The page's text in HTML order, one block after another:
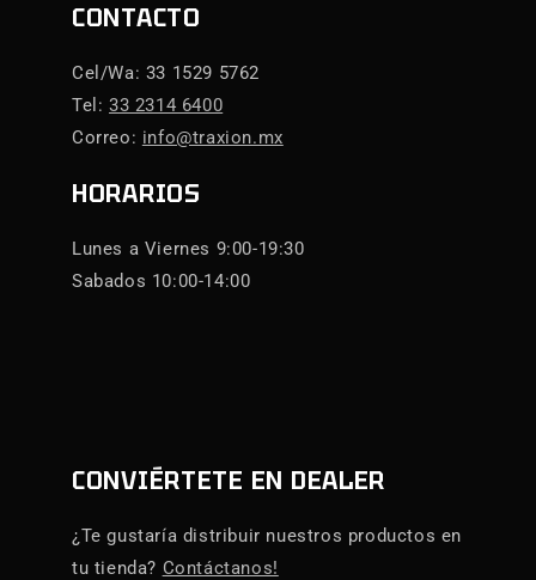
CONTACTO
Cel/Wa: 33 1529 5762
Tel:33 2314 6400
Correo: info@traxion.mx
HORARIOS
Lunes a Viernes 9:00-19:30
Sabados 10:00-14:00
CONVIÉRTETE EN DEALER
¿Te gustaría distribuir nuestros productos en
tu tienda? Contáctanos!